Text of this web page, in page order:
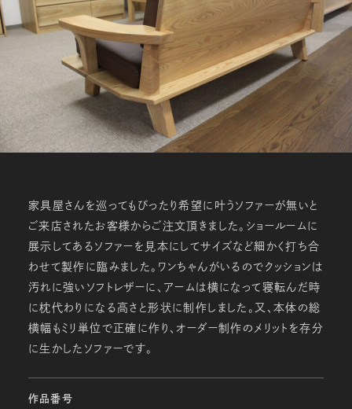
家具屋さんを巡ってもぴったり希望に叶うソファーが無いと
ご来店されたお客様からご注文頂きました。ショールームに
展示してあるソファーを見本にしてサイズなど細かく打ち合
わせて製作に臨みました。ワンちゃんがいるのでクッションは
汚れに強いソフトレザーに、アームは横になって寝転んだ時
に枕代わりになる高さと形状に制作しました。又、本体の総
横幅もミリ単位で正確に作り、オーダー制作のメリットを存分
に生かしたソファーです。
作品番号